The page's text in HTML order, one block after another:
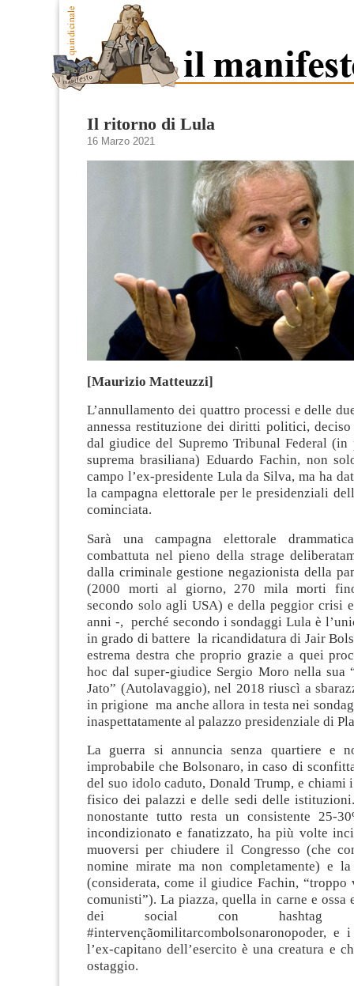
Il ritorno di Lula
16 Marzo 2021
[Maurizio Matteuzzi]
L’annullamento dei quattro processi e delle
annessa restituzione dei diritti politici,
dal giudice del Supremo Tribunal Federal (in
suprema brasiliana) Eduardo Fachin, non
campo l’ex-presidente Lula da Silva, ma ha
la campagna elettorale per le presidenziali
cominciata.
Sarà una campagna elettorale
combattuta nel pieno della strage
dalla criminale gestione negazionista della
(2000 morti al giorno, 270 mila morti
secondo solo agli USA) e della peggior crisi
anni -, perché secondo i sondaggi Lula è
in grado di battere la ricandidatura di Jair
estrema destra che proprio grazie a quei
hoc dal super-giudice Sergio Moro nella sua
Jato” (Autolavaggio), nel 2018 riuscì a
in prigione ma anche allora in testa nei
inaspettatamente al palazzo presidenziale di
La guerra si annuncia senza quartiere e
improbabile che Bolsonaro, in caso di
del suo idolo caduto, Donald Trump, e chiami
fisico dei palazzi e delle sedi delle
nonostante tutto resta un consistente 25-
incondizionato e fanatizzato, ha più volte
muoversi per chiudere il Congresso (che
nomine mirate ma non completamente) e la
(considerata, come il giudice Fachin,
comunisti”). La piazza, quella in carne e ossa
dei social con
#intervençãomilitarcombolsonaronopoder,
l’ex-capitano dell’esercito è una creatura e
ostaggio.